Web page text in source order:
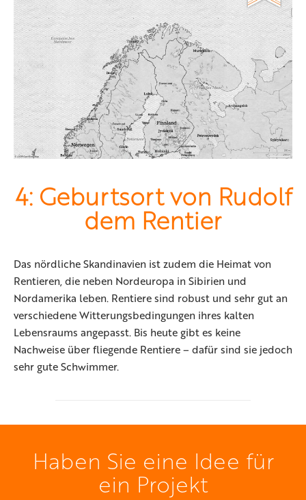
4: Geburtsort von Rudolf
dem Rentier
Das nördliche Skandinavien ist zudem die Heimat von
Rentieren, die neben Nordeuropa in Sibirien und
Nordamerika leben. Rentiere sind robust und sehr gut an
verschiedene Witterungsbedingungen ihres kalten
Lebensraums angepasst. Bis heute gibt es keine
Nachweise über fliegende Rentiere – dafür sind sie jedoch
sehr gute Schwimmer.
Haben Sie eine Idee für
ein Projekt